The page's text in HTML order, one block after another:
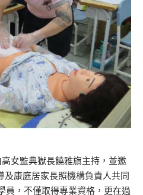
女監典獄長饒雅旗主持，並邀
康庭居家長照機構負責人共同
員，不僅取得專業資格，更在過